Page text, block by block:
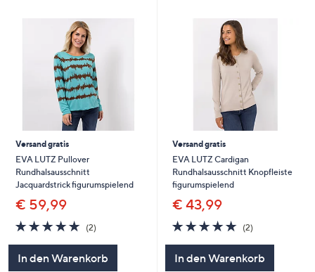
Versand gratis
EVA LUTZ Pullover
Rundhalsausschnitt
Jacquardstrick figurumspielend
€ 59,99
5.0
von
5
(2)
In den Warenkorb
Versand gratis
EVA LUTZ Cardigan
Rundhalsausschnitt Knopfleiste
figurumspielend
€ 43,99
5.0
von
(2)2
In den Warenkorb